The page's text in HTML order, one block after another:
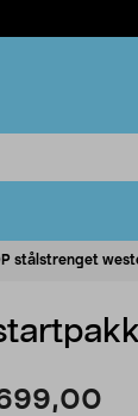
stålstrenget